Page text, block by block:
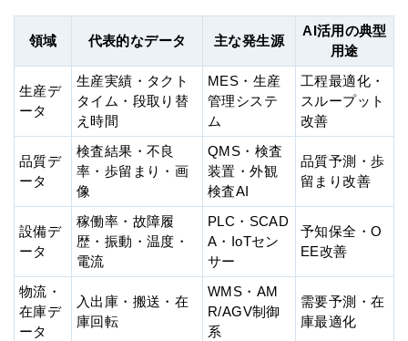
領域 代表的なデータ 主な発生源
AI活用の典型
用途
生産デ
ータ
生産実績・タクト
タイム・段取り替
え時間
MES・生産
管理システ
ム
工程最適化・
スループット
改善
品質デ
ータ
検査結果・不良
率・歩留まり・画
像
QMS・検査
装置・外観
検査AI
品質予測・歩
留まり改善
設備デ
ータ
稼働率・故障履
歴・振動・温度・
電流
PLC・SCAD
A・IoTセン
サー
予知保全・O
EE改善
物流・
在庫デ
ータ
入出庫・搬送・在
庫回転
WMS・AM
R/AGV制御
系
需要予測・在
庫最適化